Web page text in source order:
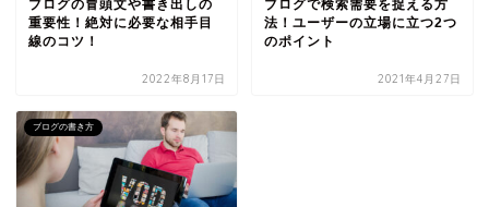
ブログの冒頭文や書き出しの
重要性！絶対に必要な相手目
線のコツ！
2022年8月17日
ブログで検索需要を捉える方
法！ユーザーの立場に立つ2つ
のポイント
2021年4月27日
ブログの書き方